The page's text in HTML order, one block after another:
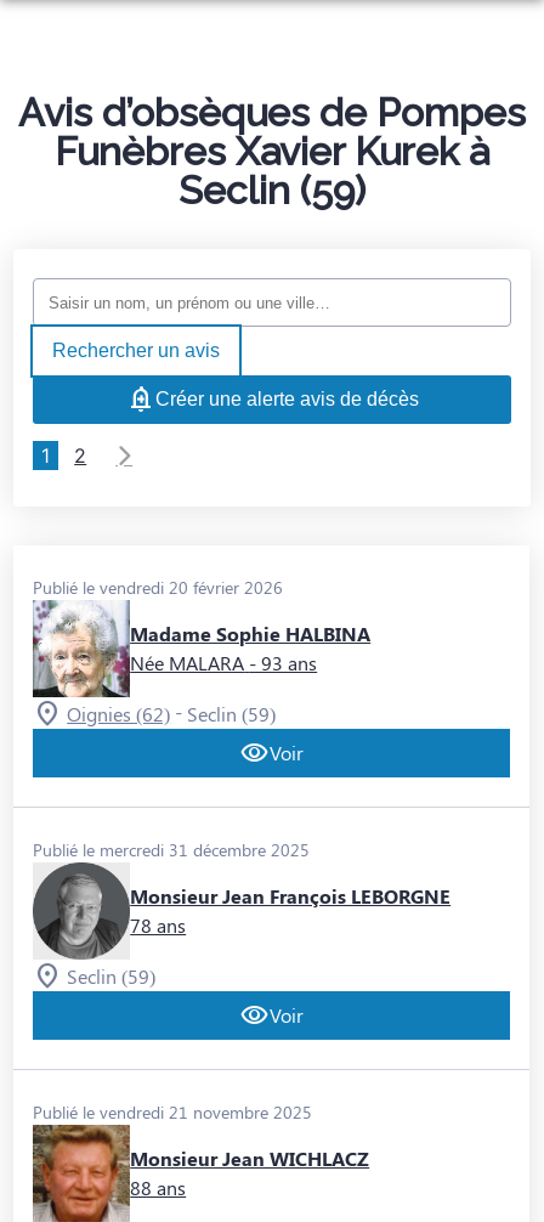
MONUMENTS FUNÉRAIRES
NOS AGENCES
HÉNIN-BEAUMONT
OSTRICOURT
MARBRERIE LAURENT
ESPACES HOMMAGES
Avis d’obsèques de Pompes
Funèbres Xavier Kurek à
Seclin (59)
Rechercher un avis
Créer une alerte avis de décès
1 2
Publié le vendredi 20 février 2026
Madame Sophie HALBINA
Née MALARA - 93 ans
Oignies (62) - Seclin (59)
Voir
Publié le mercredi 31 décembre 2025
Monsieur Jean François LEBORGNE
78 ans
Seclin (59)
Voir
Publié le vendredi 21 novembre 2025
Monsieur Jean WICHLACZ
88 ans